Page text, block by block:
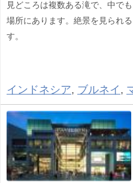
見どころは複数ある滝で、中で
場所にあります。絶景を見られ
す。
インドネシア, ブルネイ ,